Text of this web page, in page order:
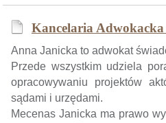
Kancelaria
Anna Janicka to adwokat
Przede wszystkim udziela
opracowywaniu projektów
sądami i urzędami.
Mecenas Janicka ma prawo